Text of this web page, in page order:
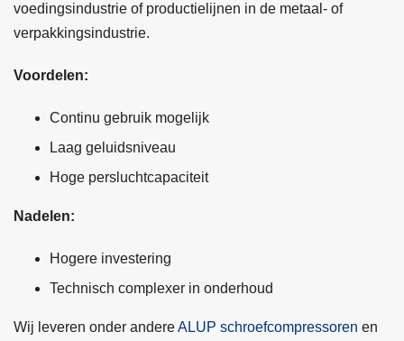
voedingsindustrie of productielijnen in de metaal- of
verpakkingsindustrie.
Voordelen:
Continu gebruik mogelijk
Laag geluidsniveau
Hoge persluchtcapaciteit
Nadelen:
Hogere investering
Technisch complexer in onderhoud
Wij leveren onder andereALUP schroefcompressoren en